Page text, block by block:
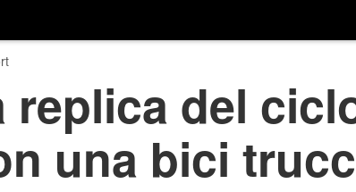
replica del
una bici